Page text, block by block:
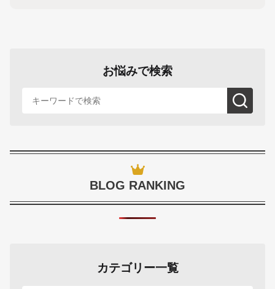
お悩みで検索
BLOG RANKING
カテゴリー一覧